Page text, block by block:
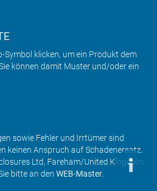
Symbol klicken, um ein Produkt dem
können damit Muster und/oder ein
sowie Fehler und Irrtümer sind
keinen Anspruch auf Schadenersatz.
Ltd, Fareham/United Kingdom.
bitte an den WEB-Master